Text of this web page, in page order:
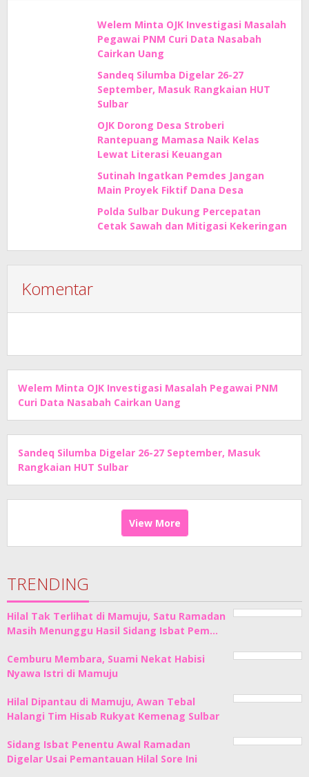
Welem Minta OJK Investigasi Masalah
Pegawai PNM Curi Data Nasabah
Cairkan Uang
Sandeq Silumba Digelar 26-27
September, Masuk Rangkaian HUT
Sulbar
OJK Dorong Desa Stroberi
Rantepuang Mamasa Naik Kelas
Lewat Literasi Keuangan
Sutinah Ingatkan Pemdes Jangan
Main Proyek Fiktif Dana Desa
Polda Sulbar Dukung Percepatan
Cetak Sawah dan Mitigasi Kekeringan
Komentar
Welem Minta OJK Investigasi Masalah Pegawai PNM
Curi Data Nasabah Cairkan Uang
Sandeq Silumba Digelar 26-27 September, Masuk
Rangkaian HUT Sulbar
View More
TRENDING
Hilal Tak Terlihat di Mamuju, Satu Ramadan
Masih Menunggu Hasil Sidang Isbat Pem…
Cemburu Membara, Suami Nekat Habisi
Nyawa Istri di Mamuju
Hilal Dipantau di Mamuju, Awan Tebal
Halangi Tim Hisab Rukyat Kemenag Sulbar
Sidang Isbat Penentu Awal Ramadan
Digelar Usai Pemantauan Hilal Sore Ini